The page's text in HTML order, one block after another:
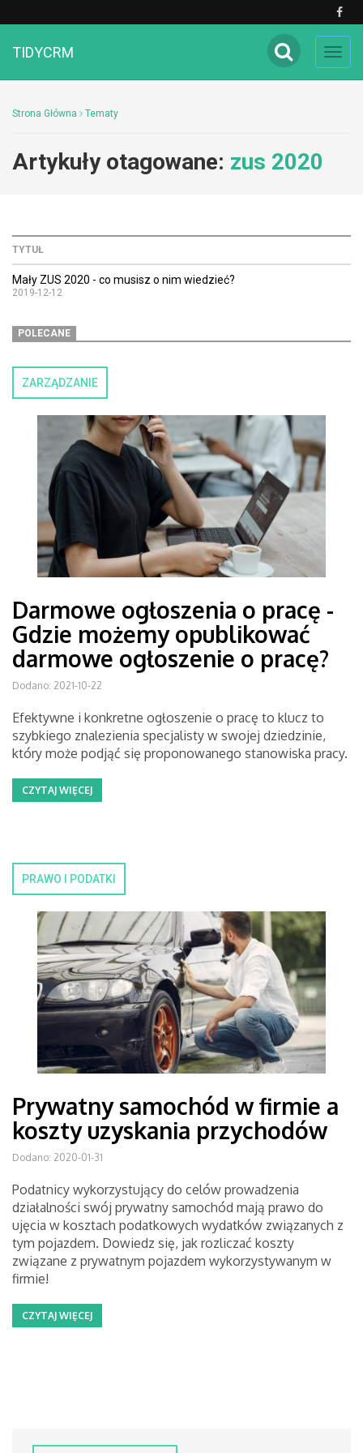
TIDYCRM
Strona Główna Tematy
Artykuły otagowane: zus 2020
TYTUŁ
Mały ZUS 2020 - co musisz o nim wiedzieć?
2019-12-12
POLECANE
ZARZĄDZANIE
Darmowe ogłoszenia o pracę -
Gdzie możemy opublikować
darmowe ogłoszenie o pracę?
Dodano: 2021-10-22
Efektywne i konkretne ogłoszenie o pracę to klucz to
szybkiego znalezienia specjalisty w swojej dziedzinie,
który może podjąć się proponowanego stanowiska pracy.
CZYTAJ WIĘCEJ
PRAWO I PODATKI
Prywatny samochód w firmie a
koszty uzyskania przychodów
Dodano: 2020-01-31
Podatnicy wykorzystujący do celów prowadzenia
działalności swój prywatny samochód mają prawo do
ujęcia w kosztach podatkowych wydatków związanych z
tym pojazdem. Dowiedz się, jak rozliczać koszty
związane z prywatnym pojazdem wykorzystywanym w
firmie!
CZYTAJ WIĘCEJ